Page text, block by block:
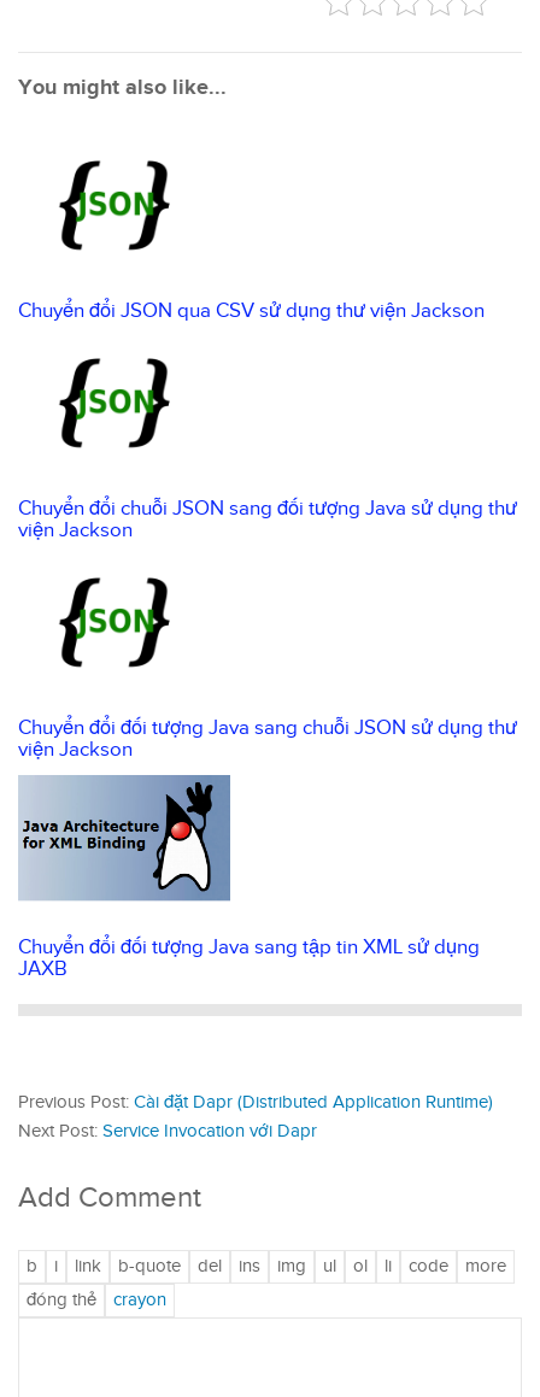
You might also like...
Chuyển đổi JSON qua CSV sử dụng thư viện Jackson
Chuyển đổi chuỗi JSON sang đối tượng Java sử dụng thư
viện Jackson
Chuyển đổi đối tượng Java sang chuỗi JSON sử dụng thư
viện Jackson
Chuyển đổi đối tượng Java sang tập tin XML sử dụng
JAXB
Previous Post: Cài đặt Dapr (Distributed Application Runtime)
Next Post: Service Invocation với Dapr
Add Comment